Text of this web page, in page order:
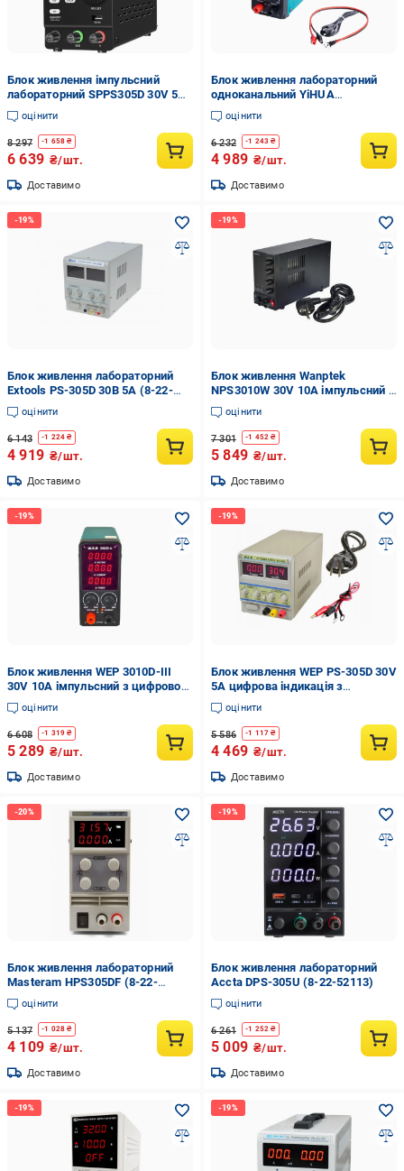
Блок живлення імпульсний
лабораторний SPPS305D 30V 5A
(8-22-51706)
оцінити
8 297 -1 658 ₴
6 639 ₴/шт.
Доставимо
Блок живлення лабораторний
одноканальний YiHUA
YIHUA3010D-III 30V10A (8-22-
38379)
оцінити
6 232 -1 243 ₴
4 989 ₴/шт.
Доставимо
Блок живлення лабораторний
Extools PS-305D 30В 5А (8-22-
21209)
оцінити
6 143 -1 224 ₴
4 919 ₴/шт.
Доставимо
Блок живлення Wanptek
NPS3010W 30V 10A імпульсний з
цифровою індикацією V/A/W (8-
22-48269)
оцінити
7 301 -1 452 ₴
5 849 ₴/шт.
Доставимо
Блок живлення WEP 3010D-III
30V 10A імпульсний з цифровою
індикацією V/A/W (8-22-48261)
оцінити
6 608 -1 319 ₴
5 289 ₴/шт.
Доставимо
Блок живлення WEP PS-305D 30V
5A цифрова індикація з
перемикачем (8-22-20582)
оцінити
5 586 -1 117 ₴
4 469 ₴/шт.
Доставимо
Блок живлення лабораторний
Masteram HPS305DF (8-22-
31497)
оцінити
5 137 -1 028 ₴
4 109 ₴/шт.
Доставимо
Блок живлення лабораторний
Accta DPS-305U (8-22-52113)
оцінити
6 261 -1 252 ₴
5 009 ₴/шт.
Доставимо